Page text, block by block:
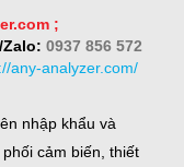
;
0937 856 572
any-analyzer.com/
nhập khẩu và
phối cảm biến, thiết